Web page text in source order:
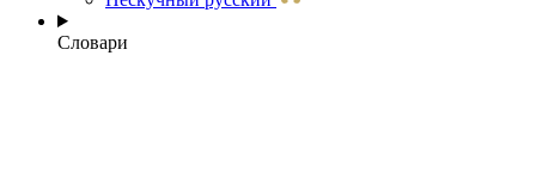
Словари